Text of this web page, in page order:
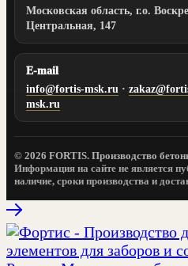
Московская область, г.о.
Центральная, 147
E-mail
info@fortis-msk.ru ·
msk.ru
© 2026 FORTIS. Производство
Информация на сайте не является
наличие, сроки производства и